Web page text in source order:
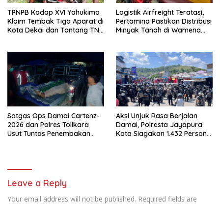
TPNPB Kodap XVI Yahukimo
Klaim Tembak Tiga Aparat di
Kota Dekai dan Tantang TNI-
Logistik Airfreight Teratasi,
Pertamina Pastikan Distribusi
Minyak Tanah di Wamena
Satgas Ops Damai Cartenz-
2026 dan Polres Tolikara
Usut Tuntas Penembakan
Aksi Unjuk Rasa Berjalan
Damai, Polresta Jayapura
Kota Siagakan 1.432 Personel
Leave a Reply
Your email address will not be published. Required fields are